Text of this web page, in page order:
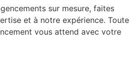
sur mesure, faites
et à notre expérience. Toute
vous attend avec votre